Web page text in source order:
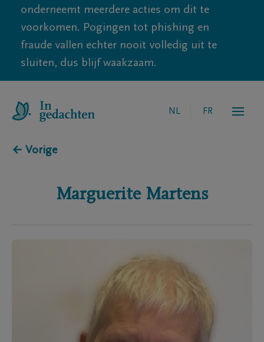
onderneemt meerdere acties om dit te
voorkomen. Pogingen tot phishing en
fraude vallen echter nooit volledig uit te
sluiten, dus blijf waakzaam.
NL FR
← Vorige
Marguerite Martens